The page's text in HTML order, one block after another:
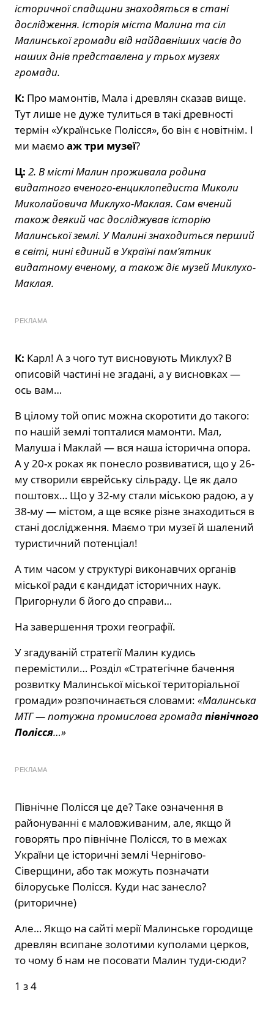
історичної спадщини знаходяться в стані
дослідження. Історія міста Малина та сіл
Малинської громади від найдавніших часів до
наших днів представлена у трьох музеях
громади.
К: Про мамонтів, Мала і древлян сказав вище.
Тут лише не дуже тулиться в такі древності
термін «Українське Полісся», бо він є новітнім. І
ми маємоаж три музеї?
Ц: 2. В місті Малин проживала родина
видатного вченого-енциклопедиста Миколи
Миколайовича Миклухо-Маклая. Сам вчений
також деякий час досліджував історію
Малинської землі. У Малині знаходиться перший
в світі, нині єдиний в Україні пам’ятник
видатному вченому, а також діє музей Миклухо-
Маклая.
РЕКЛАМА
К: Карл! А з чого тут висновують Миклух? В
описовій частині не згадані, а у висновках —
ось вам…
В цілому той опис можна скоротити до такого:
по нашій землі топталися мамонти. Мал,
Малуша і Маклай — вся наша історична опора.
А у 20-х роках як понесло розвиватися, що у 26-
му створили єврейську сільраду. Це як дало
поштовх… Що у 32-му стали міською радою, а у
38-му — містом, а ще всяке різне знаходиться в
стані дослідження. Маємо три музеї й шалений
туристичний потенціал!
А тим часом у структурі виконавчих органів
міської ради є кандидат історичних наук.
Пригорнули б його до справи…
На завершення трохи географії.
У згадуваній стратегії Малин кудись
перемістили… Розділ «Стратегічне бачення
розвитку Малинської міської територіальної
громади» розпочинається словами: «Малинська
МТГ — потужна промислова громадапівнічного
Полісся…»
РЕКЛАМА
Північне Полісся це де? Таке означення в
районуванні є маловживаним, але, якщо й
говорять про північне Полісся, то в межах
України це історичні землі Чернігово-
Сіверщини, або так можуть позначати
білоруське Полісся. Куди нас занесло?
(риторичне)
Але… Якщо на сайті мерії Малинське городище
древлян всипане золотими куполами церков,
то чому б нам не посовати Малин туди-сюди?
1 з 4